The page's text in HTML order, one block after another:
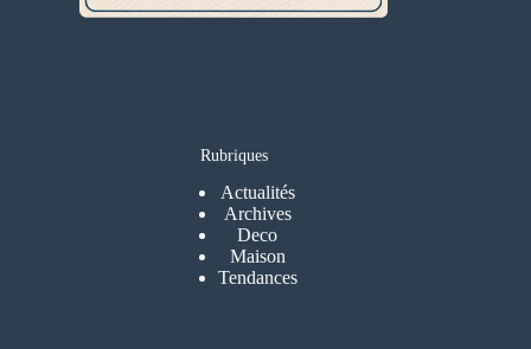
Rubriques
Actualités
Archives
Deco
Maison
Tendances